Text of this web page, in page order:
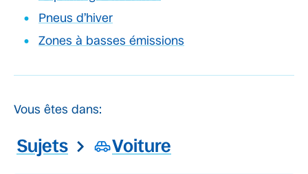
Pneus d’hiver
Zones à basses émissions
Vous êtes dans:
Sujets Voiture